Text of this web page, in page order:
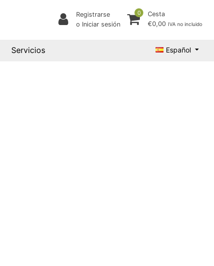
Registrarse
o Iniciar sesión
0
Cesta
€0,00 IVA no incluido
Servicios Español